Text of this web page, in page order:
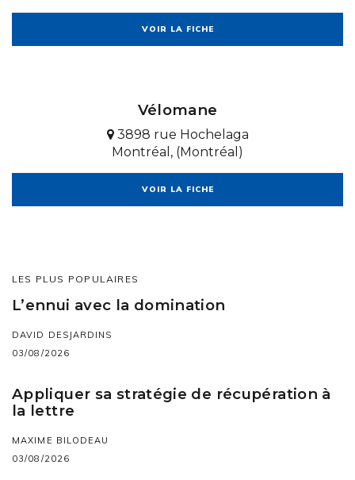
VOIR LA FICHE
Vélomane
3898 rue Hochelaga
Montréal, (Montréal)
VOIR LA FICHE
LES PLUS POPULAIRES
L’ennui avec la domination
DAVID DESJARDINS
03/08/2026
Appliquer sa stratégie de récupération à
la lettre
MAXIME BILODEAU
03/08/2026